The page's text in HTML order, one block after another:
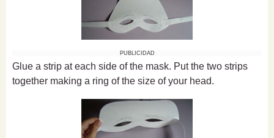
PUBLICIDAD
Glue a strip at each side of the mask. Put the two strips
together making a ring of the size of your head.